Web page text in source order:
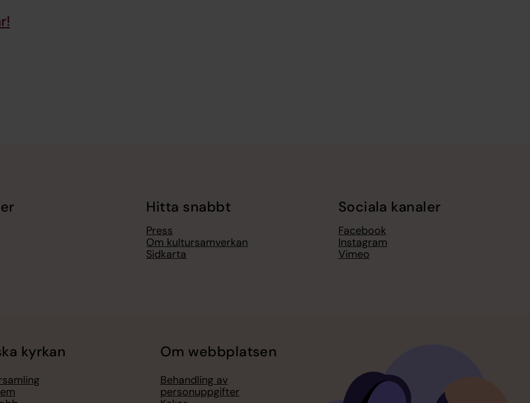
Hitta snabbt
Press
Om kultursamverkan
Sidkarta
Sociala kanaler
Facebook
Instagram
Vimeo
kyrkan Om webbplatsen
Behandling av
personuppgifter